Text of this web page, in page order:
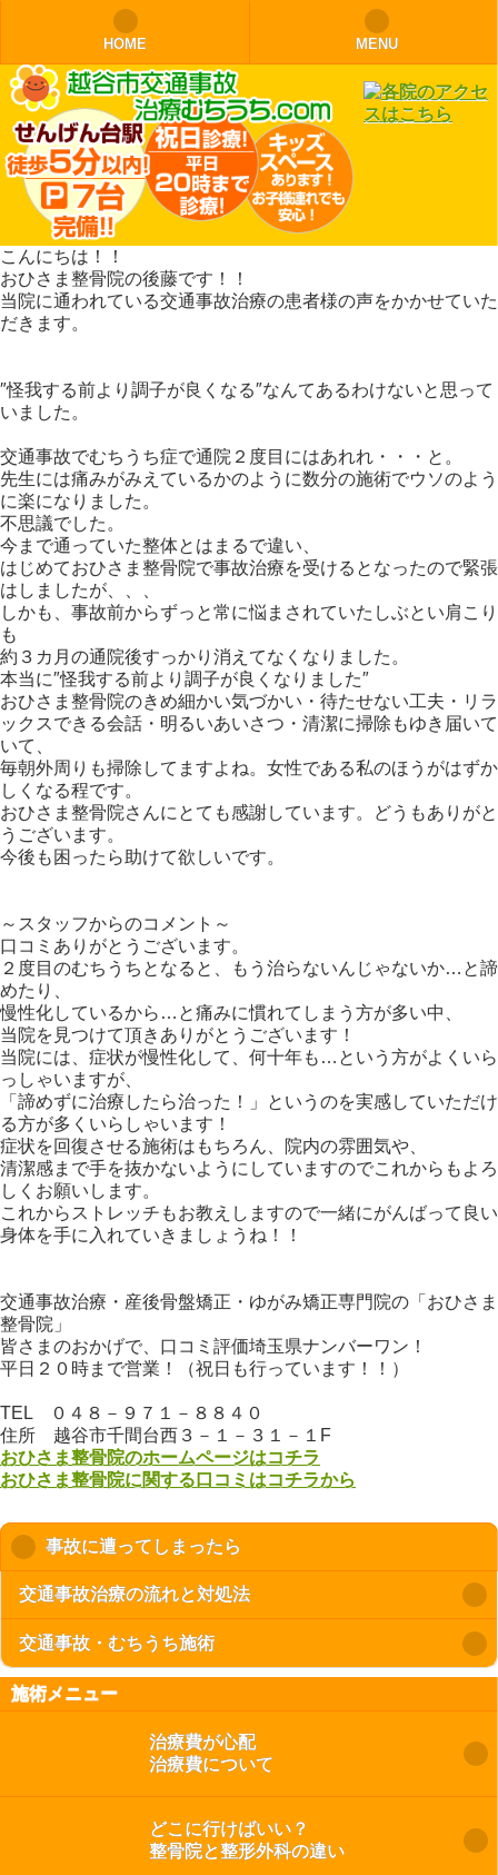
HOME MENU
こんにちは！！
おひさま整骨院の後藤です！！
当院に通われている交通事故治療の患者様の声をかかせていた
だきます。
″怪我する前より調子が良くなる″なんてあるわけないと思って
いました。
交通事故でむちうち症で通院２度目にはあれれ・・・と。
先生には痛みがみえているかのように数分の施術でウソのよう
に楽になりました。
不思議でした。
今まで通っていた整体とはまるで違い、
はじめておひさま整骨院で事故治療を受けるとなったので緊張
はしましたが、、、
しかも、事故前からずっと常に悩まされていたしぶとい肩こり
も
約３カ月の通院後すっかり消えてなくなりました。
本当に″怪我する前より調子が良くなりました″
おひさま整骨院のきめ細かい気づかい・待たせない工夫・リラ
ックスできる会話・明るいあいさつ・清潔に掃除もゆき届いて
いて、
毎朝外周りも掃除してますよね。女性である私のほうがはずか
しくなる程です。
おひさま整骨院さんにとても感謝しています。どうもありがと
うございます。
今後も困ったら助けて欲しいです。
～スタッフからのコメント～
口コミありがとうございます。
２度目のむちうちとなると、もう治らないんじゃないか…と諦
めたり、
慢性化しているから…と痛みに慣れてしまう方が多い中、
当院を見つけて頂きありがとうございます！
当院には、症状が慢性化して、何十年も…という方がよくいら
っしゃいますが、
「諦めずに治療したら治った！」というのを実感していただけ
る方が多くいらしゃいます！
症状を回復させる施術はもちろん、院内の雰囲気や、
清潔感まで手を抜かないようにしていますのでこれからもよろ
しくお願いします。
これからストレッチもお教えしますので一緒にがんばって良い
身体を手に入れていきましょうね！！
交通事故治療・産後骨盤矯正・ゆがみ矯正専門院の「おひさま
整骨院」
皆さまのおかげで、口コミ評価埼玉県ナンバーワン！
平日２０時まで営業！（祝日も行っています！！）
TEL ０４８－９７１－８８４０
住所 越谷市千間台西３－１－３１－１F
おひさま整骨院のホームページはコチラ
おひさま整骨院に関する口コミはコチラから
事故に遭ってしまったら
交通事故治療の流れと対処法
交通事故・むちうち施術
施術メニュー
治療費が心配
治療費について
どこに行けばいい？
整骨院と整形外科の違い